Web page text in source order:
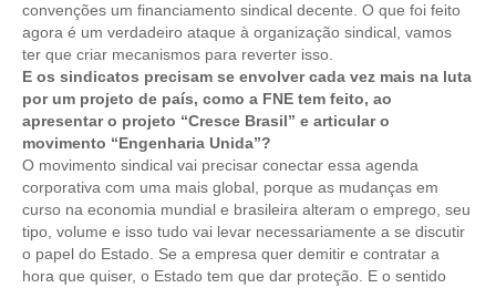
AGENDA
SEESP NOTÍCIAS
NOTÍCIAS NO WHATSAPP
FOTOS
PUBLICAÇÕES
PUBLICIDADE
convenções um financiamento sindical decente. O que foi feito
agora é um verdadeiro ataque à organização sindical, vamos
ter que criar mecanismos para reverter isso.
E os sindicatos precisam se envolver cada vez mais na luta
por um projeto de país, como a FNE tem feito, ao
apresentar o projeto “Cresce Brasil” e articular o
movimento “Engenharia Unida”?
O movimento sindical vai precisar conectar essa agenda
corporativa com uma mais global, porque as mudanças em
curso na economia mundial e brasileira alteram o emprego, seu
tipo, volume e isso tudo vai levar necessariamente a se discutir
o papel do Estado. Se a empresa quer demitir e contratar a
hora que quiser, o Estado tem que dar proteção. E o sentido